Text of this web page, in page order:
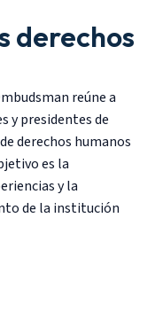
derechos
reúne a
y presidentes de
derechos humanos
es la
y la
de la institución